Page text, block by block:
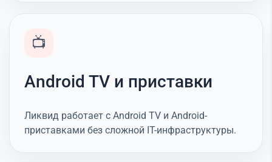
📺
Android TV и приставки
Ликвид работает с Android TV и Android-
приставками без сложной IT-инфраструктуры.